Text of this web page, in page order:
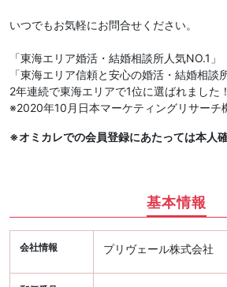
いつでもお気軽にお問合せください。
「東海エリア婚活・結婚相談所人気NO.1」
「東海エリア信頼と安心の婚活・結婚相談
2年連続で東海エリアで1位に選ばれました！
※2020年10月日本マーケティングリサーチ
※オミカレでの会員登録にあたっては本人
基本情報
会社情報 プリヴェール株式会社